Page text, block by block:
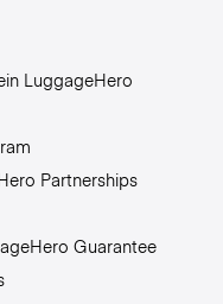
LuggageHero
Partnerships
Guarantee